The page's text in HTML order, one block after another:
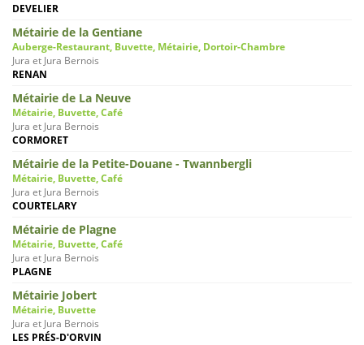
DEVELIER
Métairie de la Gentiane
Auberge-Restaurant, Buvette, Métairie, Dortoir-Chambre
Jura et Jura Bernois
RENAN
Métairie de La Neuve
Métairie, Buvette, Café
Jura et Jura Bernois
CORMORET
Métairie de la Petite-Douane - Twannbergli
Métairie, Buvette, Café
Jura et Jura Bernois
COURTELARY
Métairie de Plagne
Métairie, Buvette, Café
Jura et Jura Bernois
PLAGNE
Métairie Jobert
Métairie, Buvette
Jura et Jura Bernois
LES PRÉS-D'ORVIN